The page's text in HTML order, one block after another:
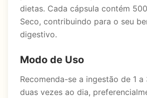
dietas. Cada cápsula contém
Seco, contribuindo para o seu
digestivo.
Modo de Uso
Recomenda-se a ingestão de 1 a
duas vezes ao dia,